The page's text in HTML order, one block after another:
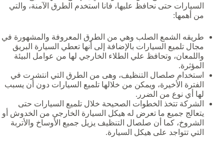
السيارات حتى نحافظ عليها، فانا استخدم الطرق الآمنة، والتي
من أهمها:
طريقه الشمع الصلب وهي من الطرق المعروفة والمشهورة في
مجال تلميع السيارات بالإضافة إلى أنها تعطي السيارة البريق
واللمعان، وتحافظ علي الطلاء الخارجي لها من عوامل البيئة
المؤثرة.
استخدام صلصال التنظيف، وهى من الطرق التي انتشرت في
الفترة الأخيرة، ويمكن من خلالها تلميع السيارات دون أن يسبب
لها أي نوع من الضرر.
الشركة تتخذ الخطوات الصحيحة خلال تلميع السيارات حتى
يتعالج جميع ما تعرض له هيكل السيارة الخارجي من الخدوش أو
الشروخ، كما أن صلصال التنظيف يزيل جميع الأوساخ والأتربة
التي تتواجد على هيكل السيارة.